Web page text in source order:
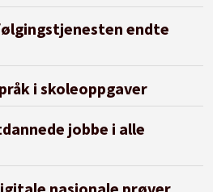
endte
i skoleoppgaver
jobbe i alle